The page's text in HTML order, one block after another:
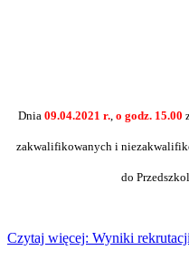
Dnia 09.04.2021 r. o godz. 15.00
zakwalifikowanych i
do
Czytaj więcej: Wyniki rekrutacji